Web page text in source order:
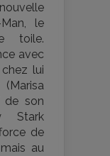
le
toile.
avec
lui
de son
Stark
de
au